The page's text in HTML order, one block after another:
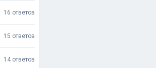
16 ответов
15 ответов
14 ответов